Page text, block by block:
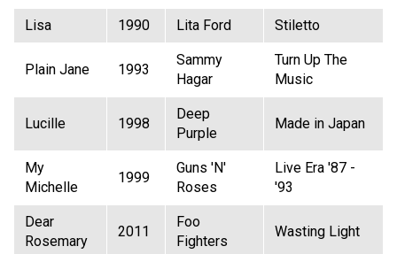
Lisa 1990 Lita Ford Stiletto
Plain Jane 1993
Sammy
Hagar
Turn Up The
Music
Lucille 1998
Deep
Purple
Made in Japan
My
Michelle
1999
Guns 'N'
Roses
Live Era '87 -
'93
Dear
Rosemary
2011
Foo
Fighters
Wasting Light